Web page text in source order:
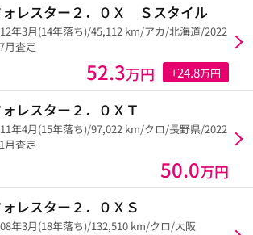
ォレスター２．０Ｘ Ｓスタイル
年3月(14年落ち)/45,112 km/アカ/北海道/2022
月査定
52.3万円 +24.8万円
ォレスター２．０ＸＴ
年4月(15年落ち)/97,022 km/クロ/長野県/2022
月査定
50.0万円
ォレスター２．０ＸＳ
年3月(18年落ち)/132,510 km/クロ/大阪